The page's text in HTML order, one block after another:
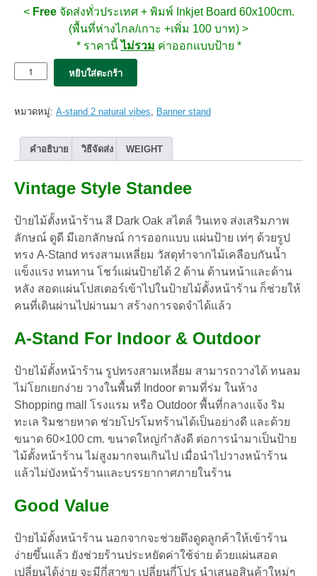
< Freeจัดส่งทั่วประเทศ + พิมพ์ Inkjet Board 60x100cm.
(พื้นที่ห่างไกล/เกาะ +เพิ่ม 100 บาท) >
* ราคานี้ไม่รวม ค่าออกแบบป้าย *
จำนวน
ป้าย
ไม้
คู่
Dark
Oak
(60*100)
FREE
พิมพ์
หยิบใส่ตะกร้า
หมวดหมู่: A-stand 2 natural vibes, Banner stand
คำอธิบาย วิธีจัดส่ง WEIGHT
Vintage Style Standee
ป้ายไม้ตั้งหน้าร้าน สี Dark Oak สไตล์ วินเทจ ส่งเสริมภาพ
ลักษณ์ ดูดี มีเอกลักษณ์ การออกแบบ แผ่นป้าย เท่ๆ ด้วยรูป
ทรง A-Stand ทรงสามเหลี่ยม วัสดุทำจากไม้เคลือบกันน้ำ
แข็งแรง ทนทาน โชว์แผ่นป้ายได้ 2 ด้าน ด้านหน้าและด้าน
หลัง สอดแผ่นโปสเตอร์เข้าไปในป้ายไม้ตั้งหน้าร้าน ก็ช่วยให้
คนที่เดินผ่านไปผ่านมา สร้างการจดจำได้แล้ว
A-Stand For Indoor & Outdoor
ป้ายไม้ตั้งหน้าร้าน รูปทรงสามเหลี่ยม สามารถวางได้ ทนลม
ไม่โยกเยกง่าย วางในพื้นที่ Indoor ตามที่ร่ม ในห้าง
Shopping mall โรงแรม หรือ Outdoor พื้นที่กลางแจ้ง ริม
ทะเล ริมชายหาด ช่วยโปรโมทร้านได้เป็นอย่างดี และด้วย
ขนาด 60×100 cm. ขนาดใหญ่กำลังดี ต่อการนำมาเป็นป้าย
ไม้ตั้งหน้าร้าน ไม่สูงมากจนเกินไป เมื่อนำไปวางหน้าร้าน
แล้วไม่บังหน้าร้านและบรรยากาศภายในร้าน
Good Value
ป้ายไม้ตั้งหน้าร้าน นอกจากจะช่วยดึงดูดลูกค้าให้เข้าร้าน
ง่ายขึ้นแล้ว ยังช่วยร้านประหยัดค่าใช้จ่าย ด้วยแผ่นสอด
เปลี่ยนได้ง่าย จะมีกี่สาขา เปลี่ยนกี่โปร นำเสนอสินค้าใหม่ๆ